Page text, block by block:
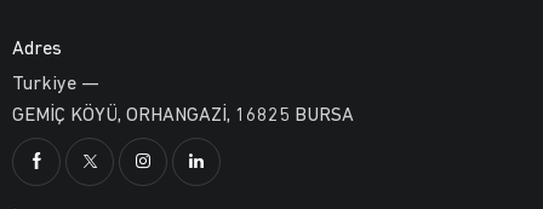
Adres
Turkiye —
GEMİÇ KÖYÜ, ORHANGAZİ, 16825 BURSA